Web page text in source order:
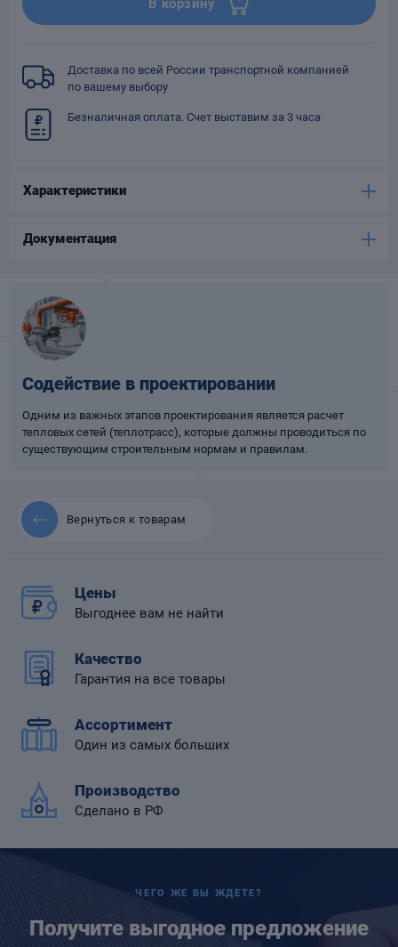
Доставка по всей России транспортной компанией
по вашему выбору
Безналичная оплата. Счет выставим за 3 часа
Характеристики
Документация
Содействие в проектировании
Одним из важных этапов проектирования является расчет
тепловых сетей (теплотрасс), которые должны проводиться по
существующим строительным нормам и правилам.
Вернуться к товарам
Цены
Выгоднее вам не найти
Качество
Гарантия на все товары
Ассортимент
Один из самых больших
Производство
Сделано в РФ
ЧЕГО ЖЕ ВЫ ЖДЕТЕ?
Получите выгодное предложение
трубопроводов
Компенсаторы